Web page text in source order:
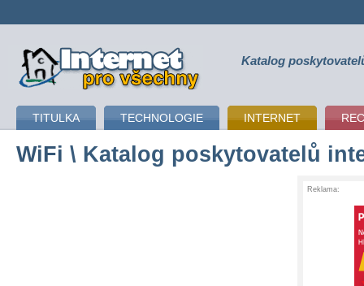
připojení k internetu Katalog
TITULKA TECHNOLOGIE INTERNET
WiFi \ Katalog poskytovatelů
Reklama: